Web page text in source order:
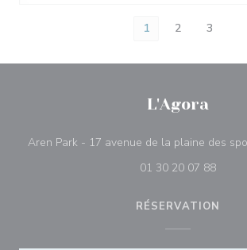
1 2 3
L'Agora
Aren Park - 17 avenue de la plaine des
01 30 20 07 88
RÉSERVATION